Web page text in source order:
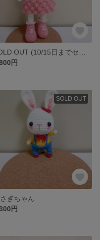
円
SOLD OUT
ぎちゃん
円